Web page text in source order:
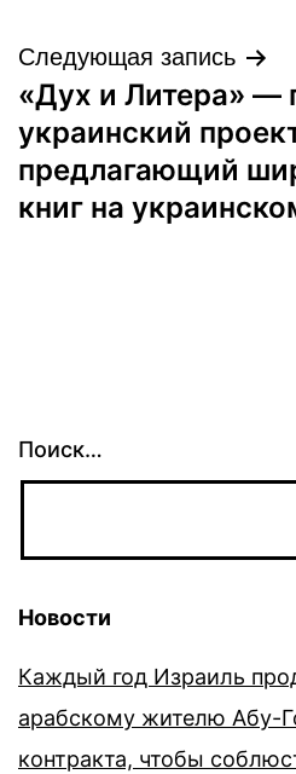
Следующая запись
«Дух и Литера» —
украинский
предлагающий
книг на
Поиск…
Новости
Каждый год Израиль
арабскому жителю Абу-
контракта, чтобы